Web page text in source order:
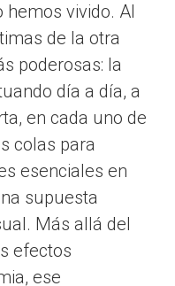
hemos vivido. Al
de la otra
poderosas: la
día a día, a
en cada uno de
colas para
esenciales en
supuesta
Más allá del
efectos
ese